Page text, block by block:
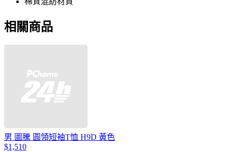
相關商品
男 圖騰 圓領短袖T恤 H9D 黃色
$1,510